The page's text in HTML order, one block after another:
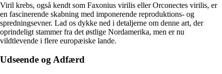
Viril krebs, også kendt som Faxonius virilis eller Orconectes virilis, er
en fascinerende skabning med imponerende reproduktions- og
spredningsevner. Lad os dykke ned i detaljerne om denne art, der
oprindeligt stammer fra det østlige Nordamerika, men er nu
vildtlevende i flere europæiske lande.
Udseende og Adfærd